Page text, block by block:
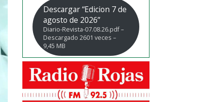
Descargar “Edicion 7 de
agosto de 2026”
Diario-Revista-07.08.26.pdf –
Descargado 2601 veces –
9,45 MB